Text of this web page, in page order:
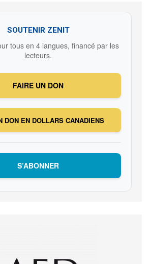
SOUTENIR ZENIT
tous en 4 langues, financé par les
lecteurs.
FAIRE UN DON
DON EN DOLLARS CANADIENS
S’ABONNER